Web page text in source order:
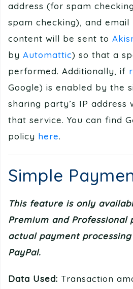
address (for spam
spam checking), and
content will be sent to
by Automattic) so that a
performed. Additionally, if
Google) is enabled by the
sharing party’s IP address
that service. You can find
policy here.
Simple
This feature is only
Premium and Professional
actual payment
PayPal.
Data Used: Transaction